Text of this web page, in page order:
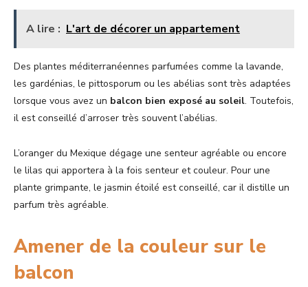
A lire : L'art de décorer un appartement
Des plantes méditerranéennes parfumées comme la lavande,
les gardénias, le pittosporum ou les abélias sont très adaptées
lorsque vous avez un balcon bien exposé au soleil. Toutefois,
il est conseillé d’arroser très souvent l’abélias.
L’oranger du Mexique dégage une senteur agréable ou encore
le lilas qui apportera à la fois senteur et couleur. Pour une
plante grimpante, le jasmin étoilé est conseillé, car il distille un
parfum très agréable.
Amener de la couleur sur le
balcon